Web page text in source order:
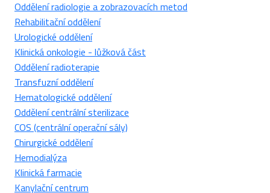
Oddělení radiologie a zobrazovacích metod
Rehabilitační oddělení
Urologické oddělení
Klinická onkologie - lůžková část
Oddělení radioterapie
Transfuzní oddělení
Hematologické oddělení
Oddělení centrální sterilizace
COS (centrální operační sály)
Chirurgické oddělení
Hemodialýza
Klinická farmacie
Kanylační centrum